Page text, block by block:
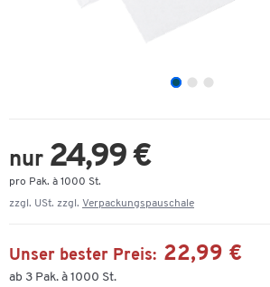
nur 24,99 €
pro Pak. à 1000 St.
zzgl. USt. zzgl. Verpackungspauschale
Unser bester Preis: 22,99 €
ab 3 Pak. à 1000 St.